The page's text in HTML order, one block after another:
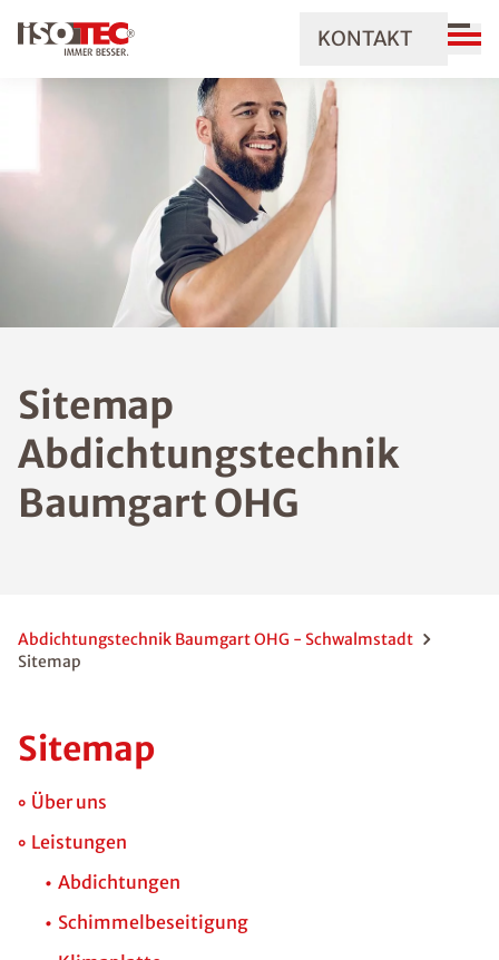
KONTAKT
Sitemap
Abdichtungstechnik
Baumgart OHG
Abdichtungstechnik Baumgart OHG - Schwalmstadt
Sitemap
Sitemap
Über uns
Leistungen
Abdichtungen
Schimmelbeseitigung